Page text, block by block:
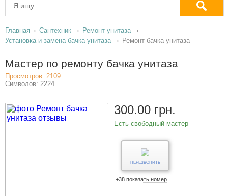
Главная Сантехник
Ремонт унитаза
Установка и замена бачка унитаза
Ремонт бачка унитаза
Мастер по ремонту бачка унитаза
Просмотров: 2109
Символов: 2224
300.00 грн.
Есть свободный мастер
ПЕРЕЗВОНИТЬ
+38 показать номер